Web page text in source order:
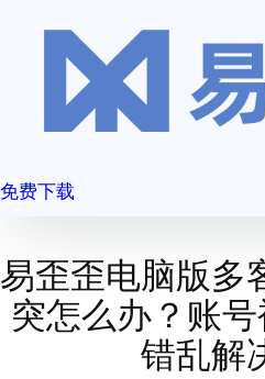
免费下载
易歪歪电脑版多
突怎么办？账
错乱解